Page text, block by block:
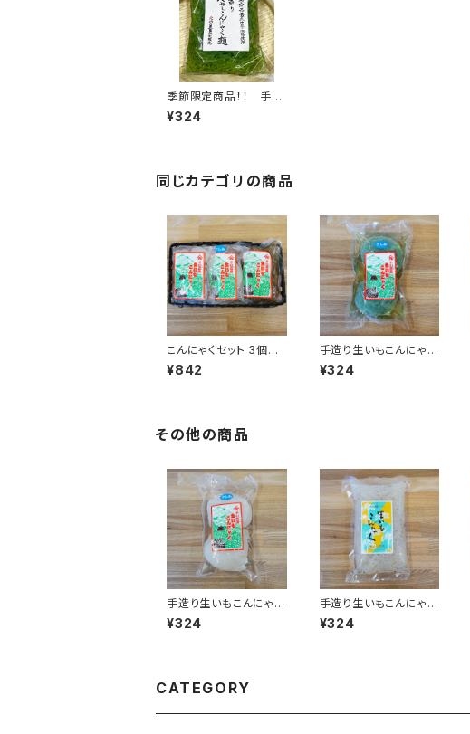
季節限定商品！！ 手造
り生いもこんにゃく つ
け麺１袋 300ｇ
¥324
同じカテゴリの商品
こんにゃくセット 3個入
り
¥842
手造り生いもこんにゃく
青のり入り大玉さしみ 1
袋 300g
¥324
その他の商品
手造り生いもこんにゃく
大玉さしみ 1袋 300g
¥324
手造り生いもこんにゃく
白滝 1袋 300g
¥324
CATEGORY